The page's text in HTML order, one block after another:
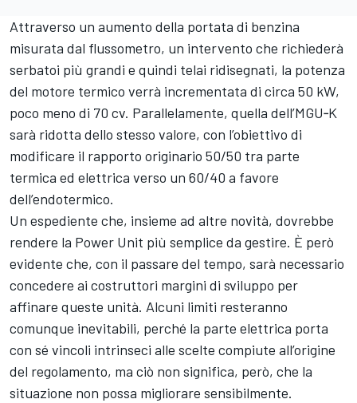
Attraverso un aumento della portata di benzina
misurata dal flussometro, un intervento che richiederà
serbatoi più grandi e quindi telai ridisegnati, la potenza
del motore termico verrà incrementata di circa 50 kW,
poco meno di 70 cv. Parallelamente, quella dell’MGU‑K
sarà ridotta dello stesso valore, con l’obiettivo di
modificare il rapporto originario 50/50 tra parte
termica ed elettrica verso un 60/40 a favore
dell’endotermico.
Un espediente che, insieme ad altre novità, dovrebbe
rendere la Power Unit più semplice da gestire. È però
evidente che, con il passare del tempo, sarà necessario
concedere ai costruttori margini di sviluppo per
affinare queste unità. Alcuni limiti resteranno
comunque inevitabili, perché la parte elettrica porta
con sé vincoli intrinseci alle scelte compiute all’origine
del regolamento, ma ciò non significa, però, che la
situazione non possa migliorare sensibilmente.